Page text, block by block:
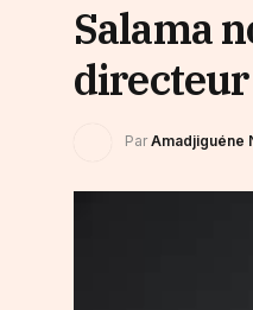
Salama
Par Amadjiguéne